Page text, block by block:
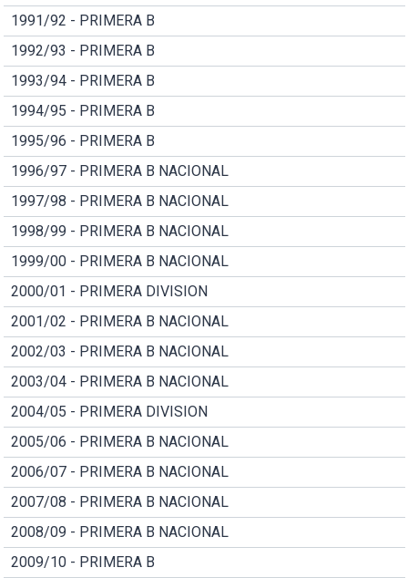
1991/92 - PRIMERA B
1992/93 - PRIMERA B
1993/94 - PRIMERA B
1994/95 - PRIMERA B
1995/96 - PRIMERA B
1996/97 - PRIMERA B NACIONAL
1997/98 - PRIMERA B NACIONAL
1998/99 - PRIMERA B NACIONAL
1999/00 - PRIMERA B NACIONAL
2000/01 - PRIMERA DIVISION
2001/02 - PRIMERA B NACIONAL
2002/03 - PRIMERA B NACIONAL
2003/04 - PRIMERA B NACIONAL
2004/05 - PRIMERA DIVISION
2005/06 - PRIMERA B NACIONAL
2006/07 - PRIMERA B NACIONAL
2007/08 - PRIMERA B NACIONAL
2008/09 - PRIMERA B NACIONAL
2009/10 - PRIMERA B